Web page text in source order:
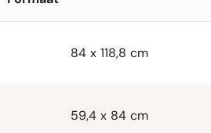
84 x 118,8 cm
59,4 x 84 cm